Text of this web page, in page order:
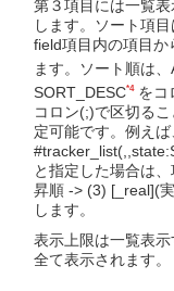
第３項目には一覧
します。ソート項
field項目内の項目か
ます。ソート順は、
SORT_DESC*4をコ
コロン(;)で区切る
定可能です。例えば
と指定した場合は
昇順 -> (3) [_real](
します。
表示上限は一覧表
全て表示されます。